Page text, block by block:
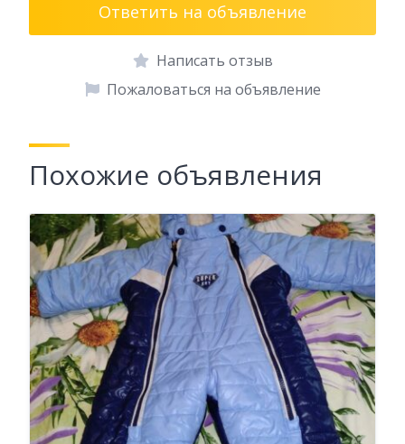
Ответить на объявление
Написать отзыв
Пожаловаться на объявление
Похожие объявления